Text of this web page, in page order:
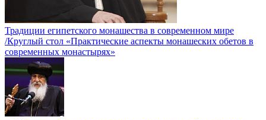
Традиции египетского монашества в современном мире
/Круглый стол «Практические аспекты монашеских обетов в
современных монастырях»